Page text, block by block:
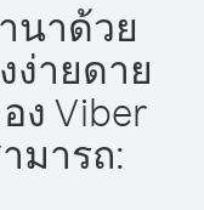
นาด้วย
ง่ายดาย
ง Viber
มารถ: